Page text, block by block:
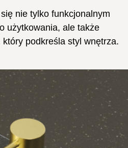
nie tylko funkcjonalnym
użytkowania, ale także
podkreśla styl wnętrza.